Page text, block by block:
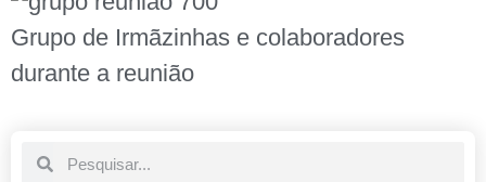
Grupo de Irmãzinhas e colaboradores
durante a reunião